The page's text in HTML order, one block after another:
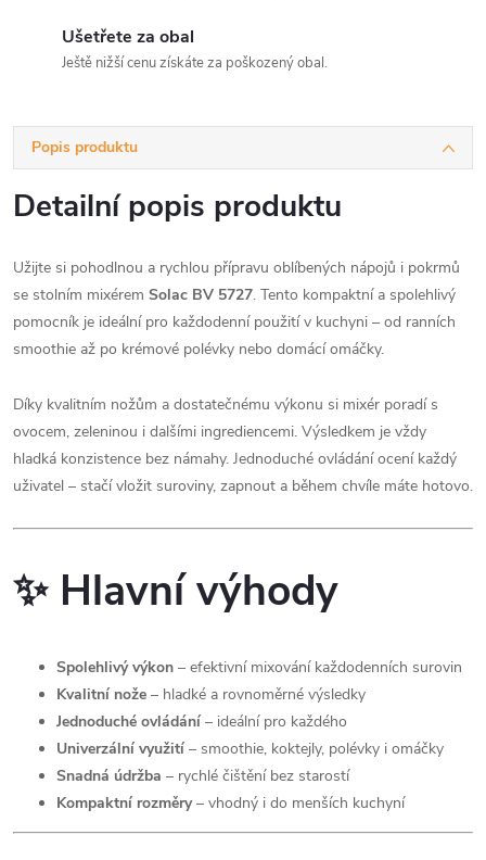
Ušetřete za obal
Ještě nižší cenu získáte za poškozený obal.
Popis produktu
Detailní popis produktu
Užijte si pohodlnou a rychlou přípravu oblíbených nápojů i pokrmů
se stolním mixérem Solac BV 5727. Tento kompaktní a spolehlivý
pomocník je ideální pro každodenní použití v kuchyni – od ranních
smoothie až po krémové polévky nebo domácí omáčky.
Díky kvalitním nožům a dostatečnému výkonu si mixér poradí s
ovocem, zeleninou i dalšími ingrediencemi. Výsledkem je vždy
hladká konzistence bez námahy. Jednoduché ovládání ocení každý
uživatel – stačí vložit suroviny, zapnout a během chvíle máte hotovo.
✨ Hlavní výhody
Spolehlivý výkon – efektivní mixování každodenních surovin
Kvalitní nože – hladké a rovnoměrné výsledky
Jednoduché ovládání – ideální pro každého
Univerzální využití – smoothie, koktejly, polévky i omáčky
Snadná údržba – rychlé čištění bez starostí
Kompaktní rozměry– vhodný i do menších kuchyní